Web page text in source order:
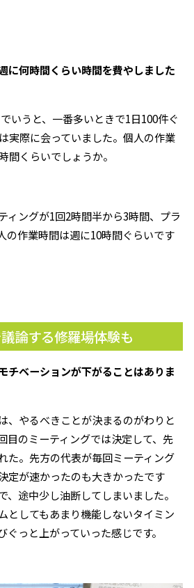
に何時間くらい時間を費やしました
いうと、一番多いときで1日100件ぐ
実際に会っていました。個人の作業
間くらいでしょうか。
ィングが1回2時間半から3時間、プラ
の作業時間は週に10時間ぐらいです
論する修羅場体験も
チベーションが下がることはありま
、やるべきことが決まるのがわりと
目のミーティングでは決定して、先
た。先方の代表が毎回ミーティング
定が速かったのも大きかったです
、途中少し油断してしまいました。
としてもあまり機能しないタイミン
っと上がっていった感じです。